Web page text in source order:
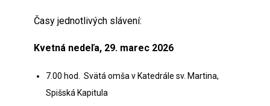
Časy jednotlivých slávení:
Kvetná nedeľa, 29. marec 2026
7.00 hod. Svätá omša v Katedrále sv. Martina,
Spišská Kapitula